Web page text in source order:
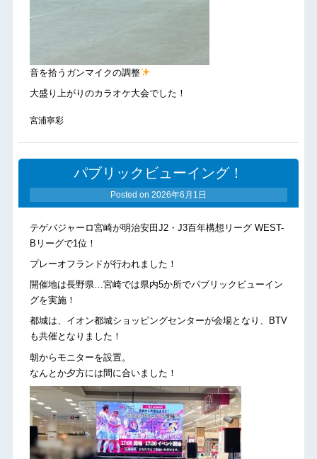
音を拾うガンマイクの調整
大盛り上がりのカラオケ大会でした！
宮浦寧彩
パブリックビューイング！
Posted on 2026年6月1日
テゲバジャーロ宮崎が明治安田J2・J3百年構想リーグ WEST-
Bリーグで1位！
プレーオフランドが行われました！
開催地は長野県…宮崎では県内5か所でパブリックビューイン
グを実施！
都城は、イオン都城ショッピングセンターが会場となり、BTV
も共催となりました！
朝からモニターを設置。
なんとか夕方には間に合いました！